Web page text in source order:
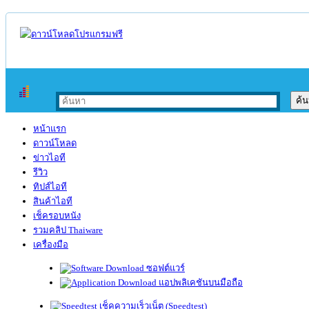
หน้าแรก
ดาวน์โหลด
ข่าวไอที
รีวิว
ทิปส์ไอที
สินค้าไอที
เช็ครอบหนัง
รวมคลิป Thaiware
เครื่องมือ
ซอฟต์แวร์
แอปพลิเคชันบนมือถือ
เช็คความเร็วเน็ต (Speedtest)